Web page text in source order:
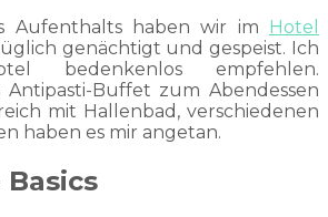
Aufenthalts haben wir im Hotel
genächtigt und gespeist. Ich
bedenkenlos empfehlen.
Antipasti-Buffet zum Abendessen
mit Hallenbad, verschiedenen
haben es mir angetan.